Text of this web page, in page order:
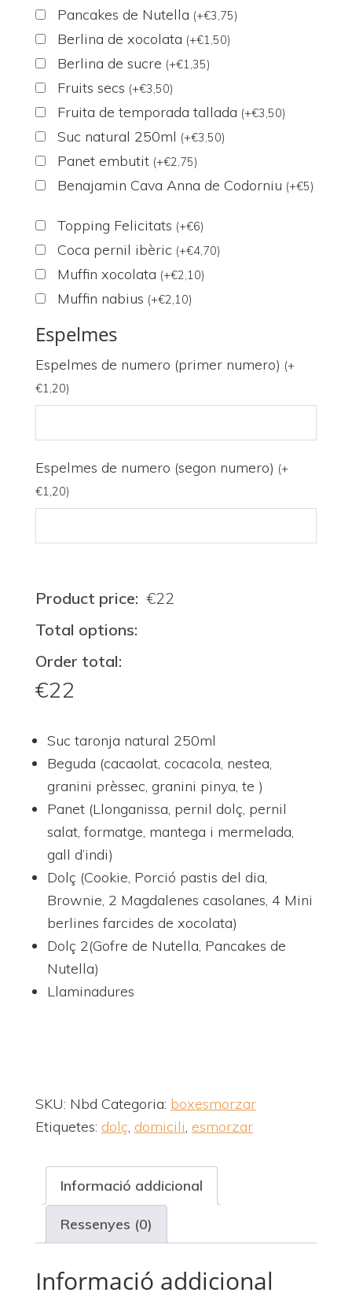
Pancakes de Nutella (+€3,75)
Berlina de xocolata (+€1,50)
Berlina de sucre (+€1,35)
Fruits secs (+€3,50)
Fruita de temporada tallada (+€3,50)
Suc natural 250ml (+€3,50)
Panet embutit (+€2,75)
Benajamin Cava Anna de Codorniu (+€5)
Topping Felicitats (+€6)
Coca pernil ibèric (+€4,70)
Muffin xocolata (+€2,10)
Muffin nabius (+€2,10)
Espelmes
Espelmes de numero (primer numero) (+
€1,20)
Espelmes de numero (segon numero) (+
€1,20)
Product price: €22
Total options:
Order total:
€22
Suc taronja natural 250ml
Beguda (cacaolat, cocacola, nestea,
granini prèssec, granini pinya, te )
Panet (Llonganissa, pernil dolç, pernil
salat, formatge, mantega i mermelada,
gall d’indi)
Dolç (Cookie, Porció pastis del dia,
Brownie, 2 Magdalenes casolanes, 4 Mini
berlines farcides de xocolata)
Dolç 2(Gofre de Nutella, Pancakes de
Nutella)
Llaminadures
SKU: Nbd Categoria: boxesmorzar
Etiquetes: dolç, domicili, esmorzar
Informació addicional
Ressenyes (0)
Informació addicional